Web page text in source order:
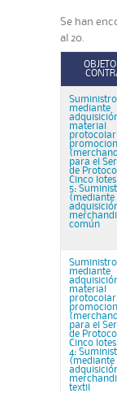
Se han
al 20.
OBJETO
Suministro
mediante
material
para el
de
Cinco lotes
5:
(mediante
común
Suministro
mediante
material
para el
de
Cinco lotes
4:
(mediante
textil